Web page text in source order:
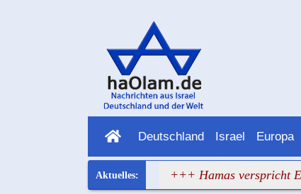
Deutschland Israel Europa
hat wieder versagt +++ Hamas verspricht